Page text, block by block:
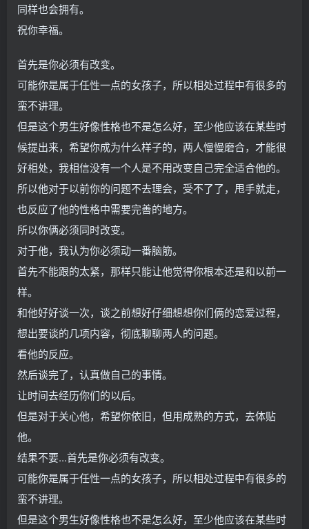
同样也会拥有。
祝你幸福。
首先是你必须有改变。
可能你是属于任性一点的女孩子，所以相处过程中有很多的
蛮不讲理。
但是这个男生好像性格也不是怎么好，至少他应该在某些时
候提出来，希望你成为什么样子的，两人慢慢磨合，才能很
好相处，我相信没有一个人是不用改变自己完全适合他的。
所以他对于以前你的问题不去理会，受不了了，甩手就走，
也反应了他的性格中需要完善的地方。
所以你俩必须同时改变。
对于他，我认为你必须动一番脑筋。
首先不能跟的太紧，那样只能让他觉得你根本还是和以前一
样。
和他好好谈一次，谈之前想好仔细想想你们俩的恋爱过程，
想出要谈的几项内容，彻底聊聊两人的问题。
看他的反应。
然后谈完了，认真做自己的事情。
让时间去经历你们的以后。
但是对于关心他，希望你依旧，但用成熟的方式，去体贴
他。
结果不要...首先是你必须有改变。
可能你是属于任性一点的女孩子，所以相处过程中有很多的
蛮不讲理。
但是这个男生好像性格也不是怎么好，至少他应该在某些时